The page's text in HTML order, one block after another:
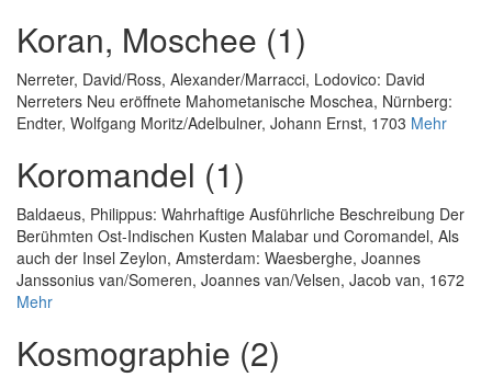
Koran, Moschee (1)
Nerreter, David/Ross, Alexander/Marracci, Lodovico: David
Nerreters Neu eröffnete Mahometanische Moschea, Nürnberg:
Endter, Wolfgang Moritz/Adelbulner, Johann Ernst, 1703 Mehr
Koromandel (1)
Baldaeus, Philippus: Wahrhaftige Ausführliche Beschreibung Der
Berühmten Ost-Indischen Kusten Malabar und Coromandel, Als
auch der Insel Zeylon, Amsterdam: Waesberghe, Joannes
Janssonius van/Someren, Joannes van/Velsen, Jacob van, 1672
Mehr
Kosmographie (2)